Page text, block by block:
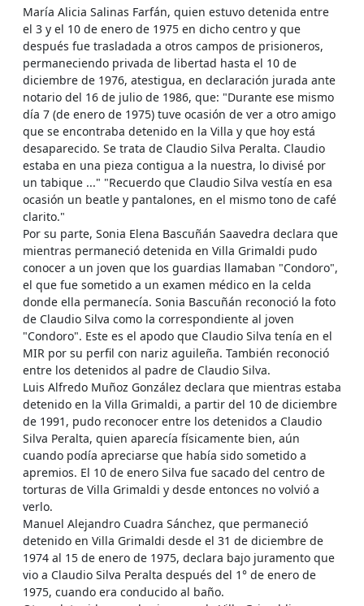
María Alicia Salinas Farfán, quien estuvo detenida entre
el 3 y el 10 de enero de 1975 en dicho centro y que
después fue trasladada a otros campos de prisioneros,
permaneciendo privada de libertad hasta el 10 de
diciembre de 1976, atestigua, en declaración jurada ante
notario del 16 de julio de 1986, que: "Durante ese mismo
día 7 (de enero de 1975) tuve ocasión de ver a otro amigo
que se encontraba detenido en la Villa y que hoy está
desaparecido. Se trata de Claudio Silva Peralta. Claudio
estaba en una pieza contigua a la nuestra, lo divisé por
un tabique ..." "Recuerdo que Claudio Silva vestía en esa
ocasión un beatle y pantalones, en el mismo tono de café
clarito."
Por su parte, Sonia Elena Bascuñán Saavedra declara que
mientras permaneció detenida en Villa Grimaldi pudo
conocer a un joven que los guardias llamaban "Condoro",
el que fue sometido a un examen médico en la celda
donde ella permanecía. Sonia Bascuñán reconoció la foto
de Claudio Silva como la correspondiente al joven
"Condoro". Este es el apodo que Claudio Silva tenía en el
MIR por su perfil con nariz aguileña. También reconoció
entre los detenidos al padre de Claudio Silva.
Luis Alfredo Muñoz González declara que mientras estaba
detenido en la Villa Grimaldi, a partir del 10 de diciembre
de 1991, pudo reconocer entre los detenidos a Claudio
Silva Peralta, quien aparecía físicamente bien, aún
cuando podía apreciarse que había sido sometido a
apremios. El 10 de enero Silva fue sacado del centro de
torturas de Villa Grimaldi y desde entonces no volvió a
verlo.
Manuel Alejandro Cuadra Sánchez, que permaneció
detenido en Villa Grimaldi desde el 31 de diciembre de
1974 al 15 de enero de 1975, declara bajo juramento que
vio a Claudio Silva Peralta después del 1° de enero de
1975, cuando era conducido al baño.